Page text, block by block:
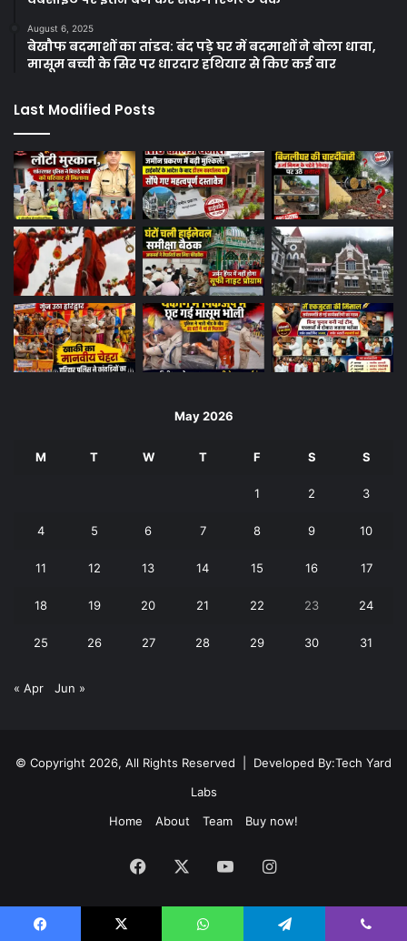
August 6, 2025
बेखौफ बदमाशों का तांडव: बंद पड़े घर में बदमाशों ने बोला धावा,
मासूम बच्ची के सिर पर धारदार हथियार से किए कई वार
Last Modified Posts
May 2026
M T W T F S S
1 2 3
4 5 6 7 8 9 10
11 12 13 14 15 16 17
18 19 20 21 22 23 24
25 26 27 28 29 30 31
« Apr Jun »
© Copyright 2026, All Rights Reserved | Developed By:Tech Yard
Labs
Home
About Team Buy now!
Facebook YouTubeInstagram